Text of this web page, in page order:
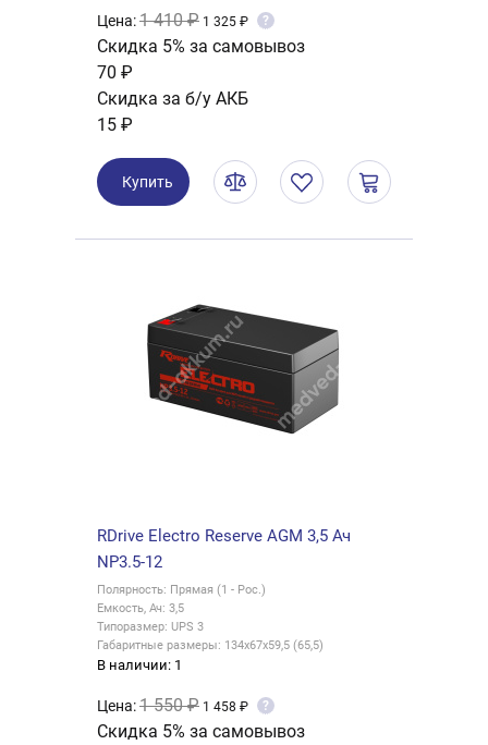
Цена:1 410 ₽ 1 325 ₽ ?
Скидка 5% за самовывоз
70 ₽
Скидка за б/у АКБ
15 ₽
Купить
RDrive Electro Reserve AGM 3,5 Ач
NP3.5-12
Полярность: Прямая (1 - Рос.)
Емкость, Ач: 3,5
Типоразмер: UPS 3
Габаритные размеры: 134x67x59,5 (65,5)
В наличии: 1
Цена:1 550 ₽ 1 458 ₽ ?
Скидка 5% за самовывоз